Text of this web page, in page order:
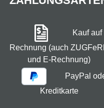
Kauf auf
Rechnung (auch
und E-Rechnung)
PayPal
Kreditkarte